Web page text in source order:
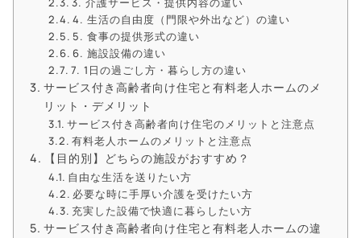
4. 生活の自由度（門限や外出など）の違い
5. 食事の提供形式の違い
6. 施設設備の違い
7. 1日の過ごし方・暮らし方の違い
サービス付き高齢者向け住宅と有料老人ホームのメ
リット・デメリット
サービス付き高齢者向け住宅のメリットと注意点
有料老人ホームのメリットと注意点
【目的別】どちらの施設がおすすめ？
自由な生活を送りたい方
必要な時に手厚い介護を受けたい方
充実した設備で快適に暮らしたい方
サービス付き高齢者向け住宅と有料老人ホームの違